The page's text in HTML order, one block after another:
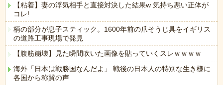
【粘着】妻の浮気相手と直接対決した結果w 気持ち悪い正体が
コレ!
柄の部分が息子スティック。1600年前の爪そうじ具をイギリス
の道路工事現場で発見
【腹筋崩壊】見た瞬間吹いた画像を貼っていくスレｗｗｗｗ
海外「日本は戦勝国なんだよ」 戦後の日本人の特別な生き様に
各国から称賛の声